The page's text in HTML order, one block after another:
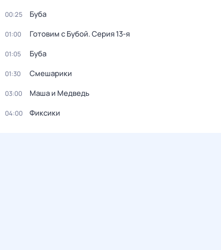
00:25 Буба
01:00 Готовим с Бубой. Серия 13-я
01:05 Буба
01:30 Смешарики
03:00 Маша и Медведь
04:00 Фиксики